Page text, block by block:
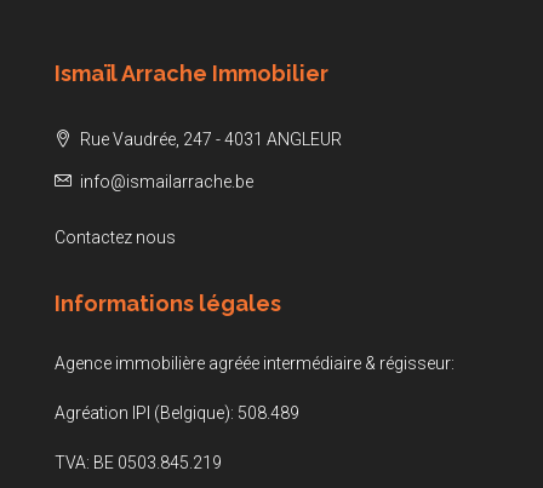
Ismaïl Arrache Immobilier
Rue Vaudrée, 247 - 4031 ANGLEUR
info@ismailarrache.be
Contactez nous
Informations légales
Agence immobilière agréée intermédiaire & régisseur:
Agréation IPI (Belgique): 508.489
TVA: BE 0503.845.219